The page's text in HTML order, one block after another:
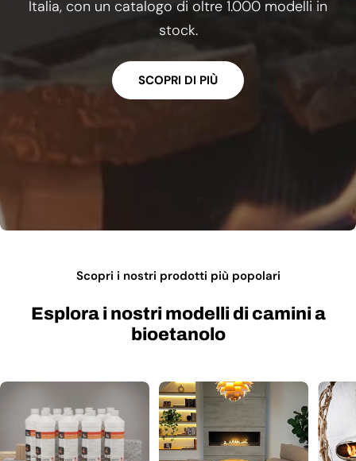
Italia, con un catalogo di oltre 1.000 modelli in
stock.
SCOPRI DI PIÙ
Scopri i nostri prodotti più popolari
Esplora i nostri modelli di camini a
bioetanolo